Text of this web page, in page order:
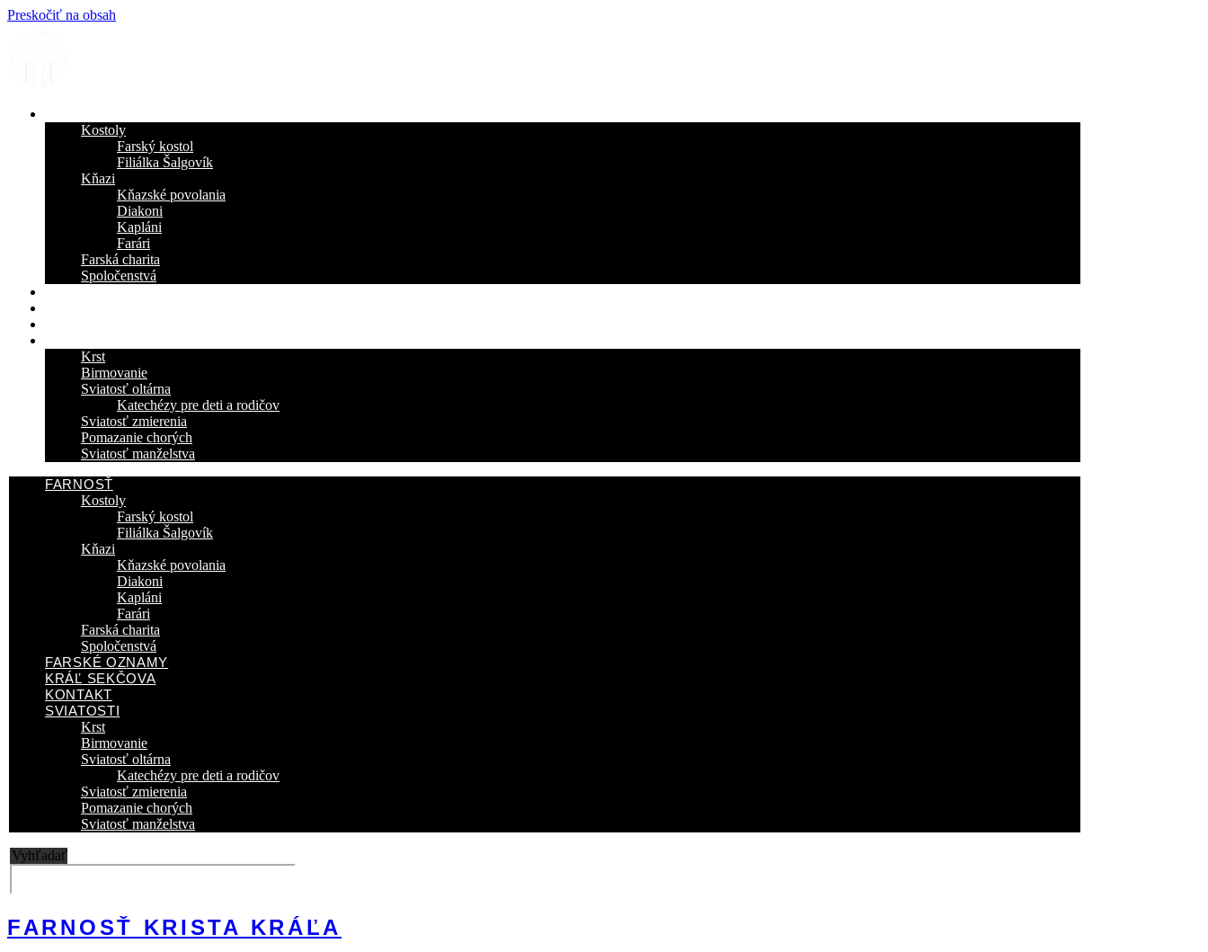
Preskočiť na obsah
Kostoly
Farský kostol
Filiálka Šalgovík
Kňazi
Kňazské povolania
Diakoni
Kapláni
Farári
Farská charita
Spoločenstvá
Krst
Birmovanie
Sviatosť oltárna
Katechézy pre deti a rodičov
Sviatosť zmierenia
Pomazanie chorých
Sviatosť manželstva
FARNOSŤ
Kostoly
Farský kostol
Filiálka Šalgovík
Kňazi
Kňazské povolania
Diakoni
Kapláni
Farári
Farská charita
Spoločenstvá
FARSKÉ OZNAMY
KRÁĽ SEKČOVA
KONTAKT
SVIATOSTI
Krst
Birmovanie
Sviatosť oltárna
Katechézy pre deti a rodičov
Sviatosť zmierenia
Pomazanie chorých
Sviatosť manželstva
Vyhľadať
FARNOSŤ KRISTA KRÁĽA